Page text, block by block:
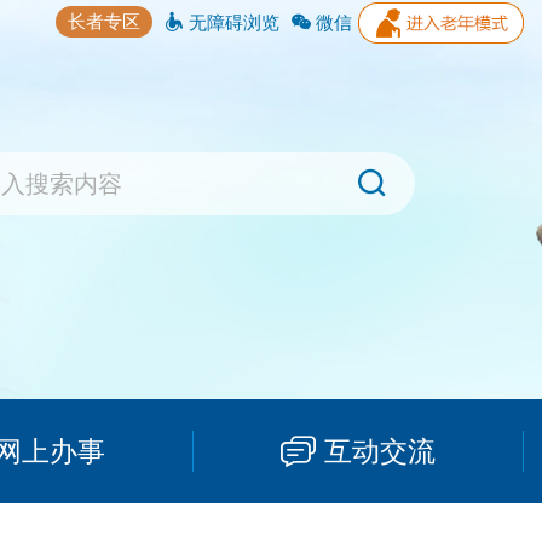
长者专区 无障碍浏览 微信
上办事 互动交流